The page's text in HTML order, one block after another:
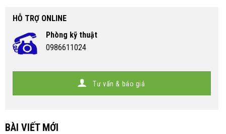
HỖ TRỢ ONLINE
Phòng kỹ thuật
0986611024
Tư vấn & báo giá
BÀI VIẾT MỚI